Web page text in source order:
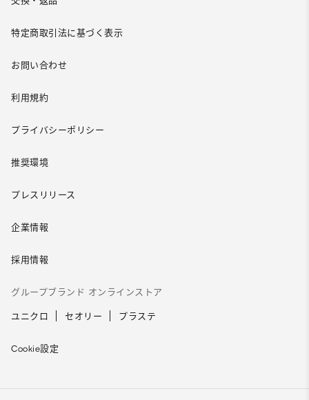
特定商取引法に基づく表示
お問い合わせ
利用規約
プライバシーポリシー
推奨環境
プレスリリース
企業情報
採用情報
グループブランド オンラインストア
ユニクロ セオリー プラステ
Cookie設定